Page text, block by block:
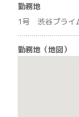
勤務地
1号 渋谷プライ
勤務地（地図）